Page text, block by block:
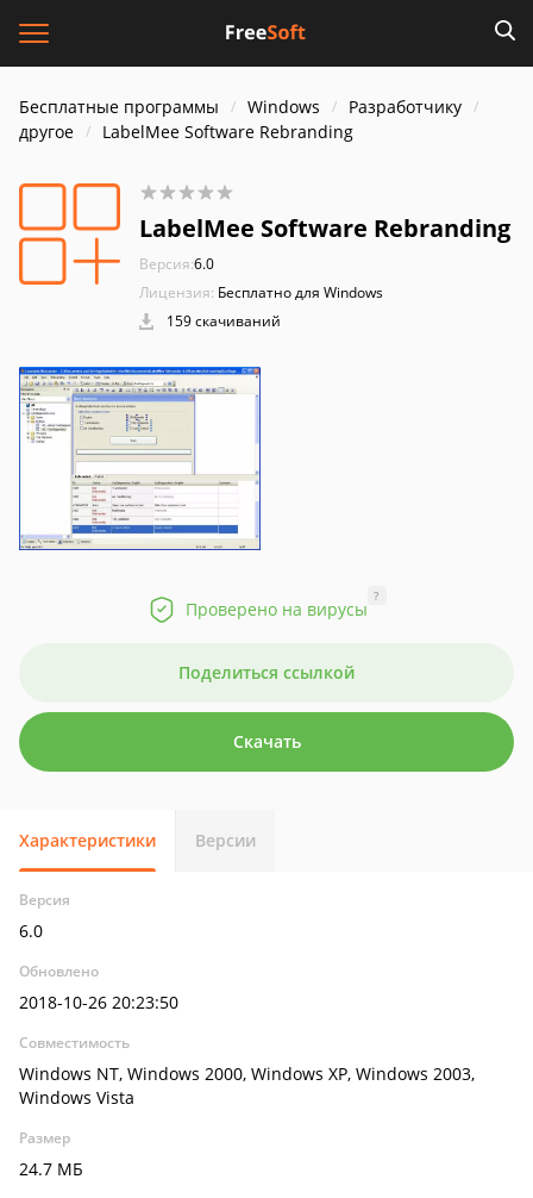
Бесплатные программы Windows
Разработчику
другое
LabelMee Software Rebranding
LabelMee Software Rebranding
Версия:6.0
Лицензия: Бесплатно для Windows
159 скачиваний
Проверено на вирусы
?
Поделиться ссылкой
Скачать
Характеристики Версии
Версия
6.0
Обновлено
2018-10-26 20:23:50
Совместимость
Windows NT, Windows 2000, Windows XP, Windows 2003,
Windows Vista
Размер
24.7 МБ